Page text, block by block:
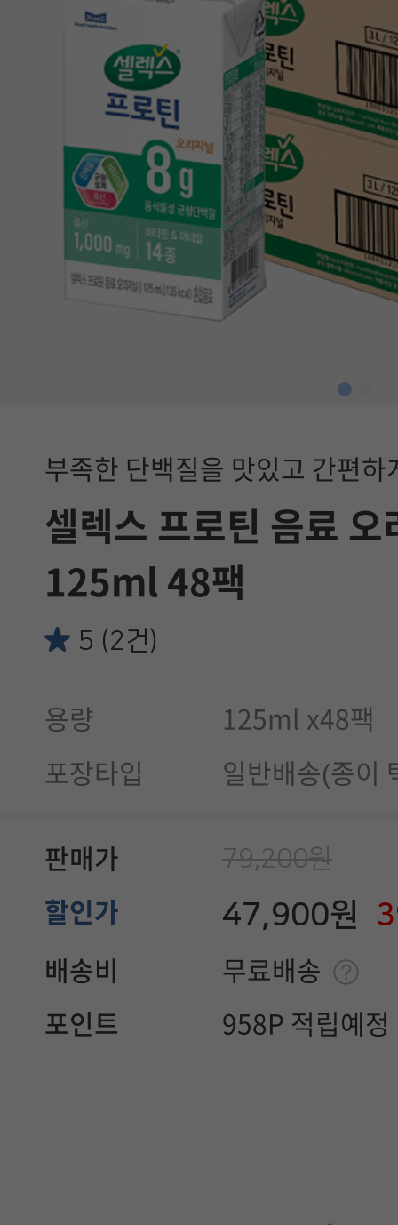
부족한 단백질을 맛있고 간편하
셀렉스 프로틴 음료 오
125ml 48팩
5 (2건)
용량 125ml x48팩
포장타입 일반배송(종이
판매가 79,200원
할인가 47,900원
배송비
무료배송
포인트
958P 적립예정